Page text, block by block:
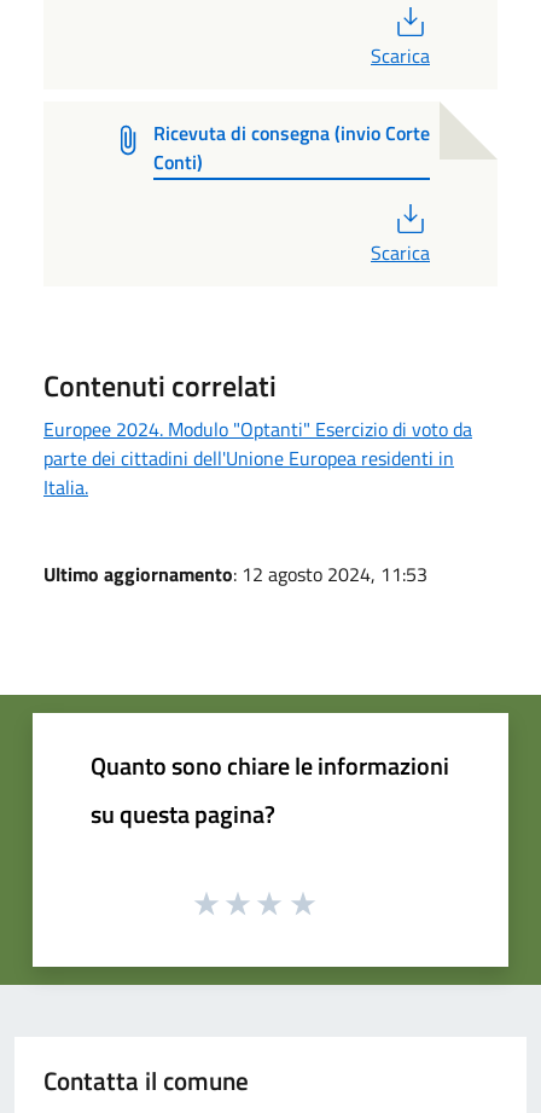
Scarica
Ricevuta di consegna (invio Corte
Conti)
Scarica
Contenuti correlati
Europee 2024. Modulo "Optanti" Esercizio di voto da
parte dei cittadini dell'Unione Europea residenti in
Italia.
Ultimo aggiornamento: 12 agosto 2024, 11:53
Quanto sono chiare le informazioni
su questa pagina?
Contatta il comune